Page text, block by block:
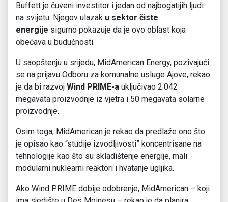
Buffett je čuveni investitor i jedan od najbogatijih ljudi
na svijetu. Njegov ulazak u sektor čiste
energije sigurno pokazuje da je ovo oblast koja
obećava u budućnosti.
U saopštenju u srijedu, MidAmerican Energy, pozivajući
se na prijavu Odboru za komunalne usluge Ajove, rekao
je da bi razvoj Wind PRIME-a uključivao 2.042
megavata proizvodnje iz vjetra i 50 megavata solarne
proizvodnje.
Osim toga, MidAmerican je rekao da predlaže ono što
je opisao kao “studije izvodljivosti” koncentrisane na
tehnologije kao što su skladištenje energije, mali
modularni nuklearni reaktori i hvatanje ugljika.
Ako Wind PRIME dobije odobrenje, MidAmerican – koji